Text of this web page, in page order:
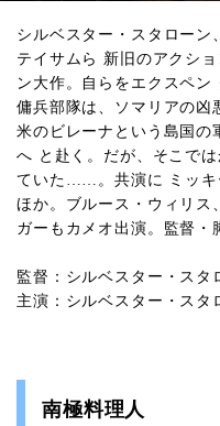
シルベスター・スタローン
テイサムら 新旧のアクシ
ン大作。自らをエクスペ
傭兵部隊は、ソマリアの凶
米のビレーナという島国の
へ と赴く。だが、そこで
ていた……。共演に ミッキ
ほか。ブルース・ウィリス
ガーもカメオ出演。監督・
監督：シルベスター・スタ
主演：シルベスター・スタ
南極料理人